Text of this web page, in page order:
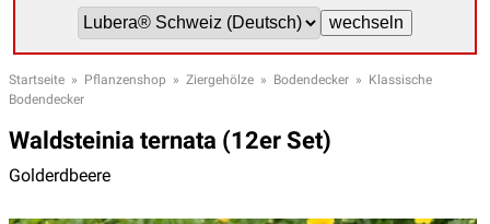
Startseite » Pflanzenshop » Ziergehölze » Bodendecker » Klassische
Bodendecker
Waldsteinia ternata (12er Set)
Golderdbeere